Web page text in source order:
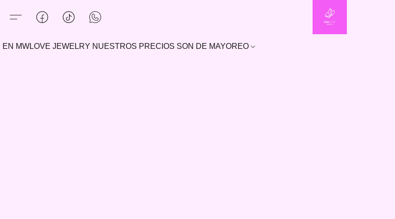
EN MWLOVE JEWELRY NUESTROS PRECIOS SON DE MAYOREO